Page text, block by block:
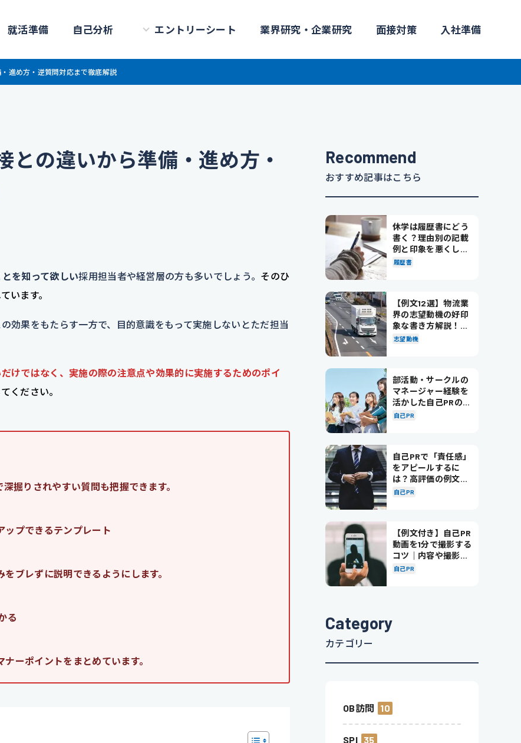
就活準備 自己分析 エントリーシート 業界研究・企業研究 面接対策 入社準備
進め方・逆質問対応まで徹底解説
との違いから準備・進め方・
とを知って欲しい採用担当者や経営層の方も多いでしょう。 そのひ
います。
効果をもたらす一方で、目的意識をもって実施しないとただ担当
けではなく、実施の際の注意点や効果的に実施するためのポイ
ください。
掘りされやすい質問も把握できます。
ップできるテンプレート
ブレずに説明できるようにします。
る
ーポイントをまとめています。
Recommend
おすすめ記事はこちら
休学は履歴書にどう
書く？理由別の記載
例と印象を悪くしな
い書き方を解説
履歴書
【例文12選】物流業
界の志望動機の好印
象な書き方解説！パ
ターン別の例文も紹
志望動機
部活動・サークルの
マネージャー経験を
活かした自己PRの書
き方を徹底解説！
自己PR
自己PRで「責任感」
をアピールするに
は？高評価の例文も
紹介！
自己PR
【例文付き】自己PR
動画を1分で撮影する
コツ｜内容や撮影の
ポイントも解説
自己PR
Category
カテゴリー
OB訪問 10
SPI 35